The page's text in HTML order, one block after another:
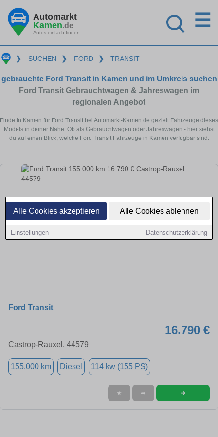
Alle Cookies akzeptieren Alle Cookies ablehnen
Einstellungen Datenschutzerklärung
Automarkt
Kamen.de
Autos einfach finden
☰
❯ SUCHEN ❯ FORD ❯ TRANSIT
gebrauchte Ford Transit in Kamen und im Umkreis suchen
Ford Transit Gebrauchtwagen & Jahreswagen im
regionalen Angebot
Finde in Kamen für Ford Transit bei Automarkt-Kamen.de gezielt Fahrzeuge dieses
Models in deiner Nähe. Ob als Gebrauchtwagen oder Jahreswagen - hier siehst
du auf einen Blick, welche Ford Transit Fahrzeuge in Kamen verfügbar sind.
Ford Transit
16.790 €
Castrop-Rauxel, 44579
155.000 km Diesel 114 kw (155 PS)
★ ➦ ➜